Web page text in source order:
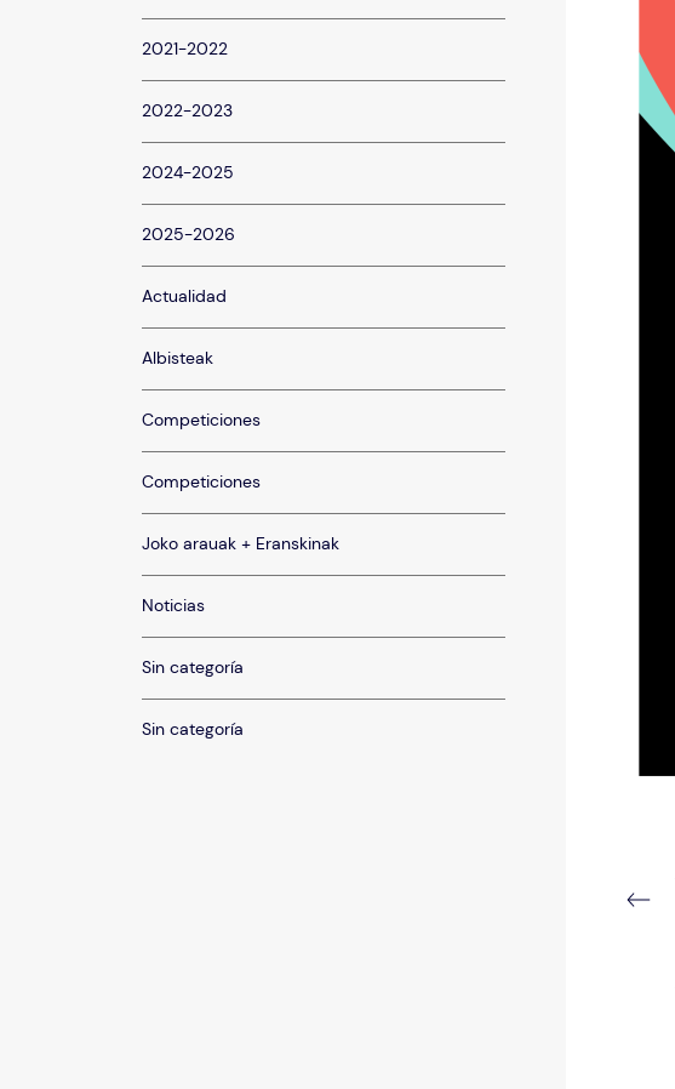
2021-2022
2022-2023
2024-2025
2025-2026
Actualidad
Albisteak
Competiciones
Competiciones
Joko arauak + Eranskinak
Noticias
Sin categoría
Sin categoría